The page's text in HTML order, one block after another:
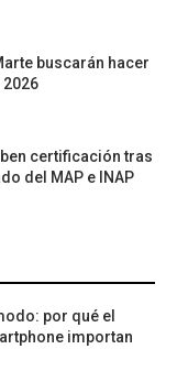
buscarán hacer
certificación tras
del MAP e INAP
por qué el
importan